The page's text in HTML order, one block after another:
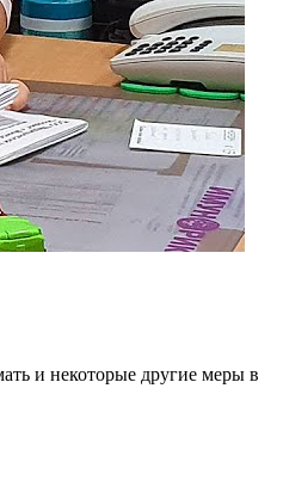
и некоторые другие меры в